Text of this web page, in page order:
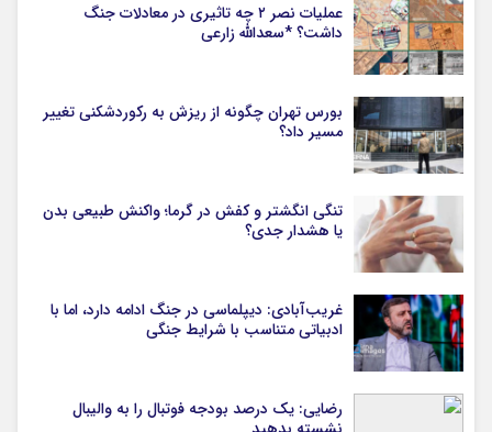
عملیات نصر ۲ چه تاثیری در معادلات جنگ
داشت؟ *سعدالله زارعی
بورس تهران چگونه از ریزش به رکوردشکنی تغییر
مسیر داد؟
تنگی انگشتر و کفش در گرما؛ واکنش طبیعی بدن
یا هشدار جدی؟
غریب‌آبادی: دیپلماسی در جنگ ادامه دارد، اما با
ادبیاتی متناسب با شرایط جنگی
رضایی: یک درصد بودجه فوتبال را به والیبال